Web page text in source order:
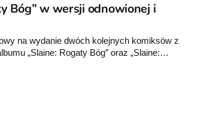
Bóg” w wersji odnowionej i
na wydanie dwóch kolejnych komiksów z
„Slaine: Rogaty Bóg” oraz „Slaine: